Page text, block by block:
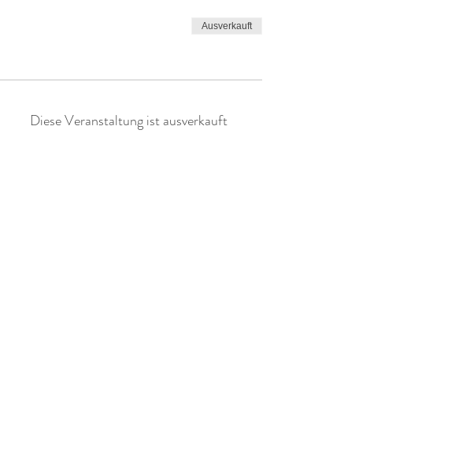
Ausverkauft
Diese Veranstaltung ist ausverkauft